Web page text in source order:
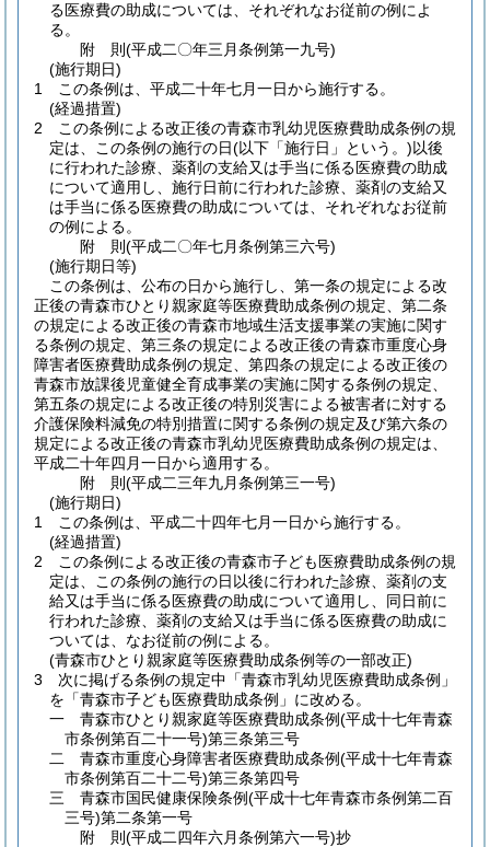
る医療費の助成については、それぞれなお従前の例によ
る。
附 則(平成二〇年三月条例第一九号)
(施行期日)
1
この条例は、平成二十年七月一日から施行する。
(経過措置)
2
この条例による改正後の青森市乳幼児医療費助成条例の規
定は、この条例の施行の日(以下「施行日」という。)以後
に行われた診療、薬剤の支給又は手当に係る医療費の助成
について適用し、施行日前に行われた診療、薬剤の支給又
は手当に係る医療費の助成については、それぞれなお従前
の例による。
附 則(平成二〇年七月条例第三六号)
(施行期日等)
この条例は、公布の日から施行し、第一条の規定による改
正後の青森市ひとり親家庭等医療費助成条例の規定、第二条
の規定による改正後の青森市地域生活支援事業の実施に関す
る条例の規定、第三条の規定による改正後の青森市重度心身
障害者医療費助成条例の規定、第四条の規定による改正後の
青森市放課後児童健全育成事業の実施に関する条例の規定、
第五条の規定による改正後の特別災害による被害者に対する
介護保険料減免の特別措置に関する条例の規定及び第六条の
規定による改正後の青森市乳幼児医療費助成条例の規定は、
平成二十年四月一日から適用する。
附 則(平成二三年九月条例第三一号)
(施行期日)
1
この条例は、平成二十四年七月一日から施行する。
(経過措置)
2
この条例による改正後の青森市子ども医療費助成条例の規
定は、この条例の施行の日以後に行われた診療、薬剤の支
給又は手当に係る医療費の助成について適用し、同日前に
行われた診療、薬剤の支給又は手当に係る医療費の助成に
ついては、なお従前の例による。
(青森市ひとり親家庭等医療費助成条例等の一部改正)
3
次に掲げる条例の規定中「青森市乳幼児医療費助成条例」
を「青森市子ども医療費助成条例」に改める。
一
青森市ひとり親家庭等医療費助成条例(平成十七年青森
市条例第百二十一号)第三条第三号
二
青森市重度心身障害者医療費助成条例(平成十七年青森
市条例第百二十二号)第三条第四号
三
青森市国民健康保険条例(平成十七年青森市条例第二百
三号)第二条第一号
附 則(平成二四年六月条例第六一号)抄